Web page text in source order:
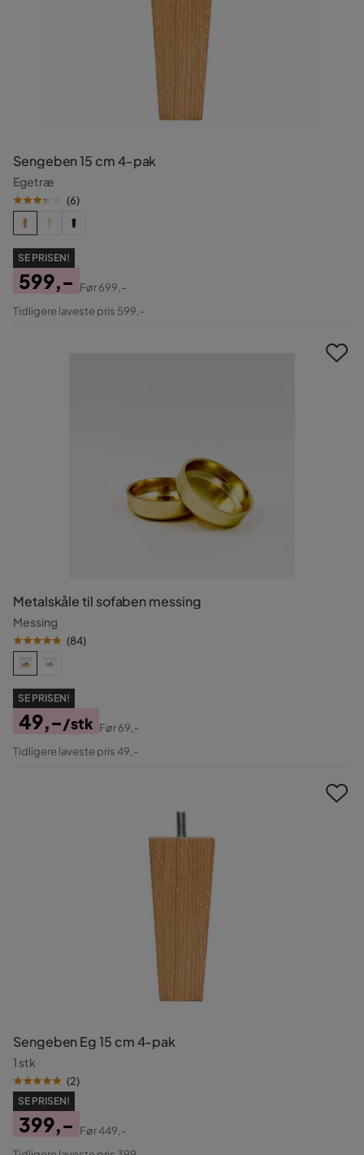
Sengeben 15 cm 4-pak
Egetræ
(6)
SE PRISEN!
Pris
599,-
Original
Før699,-
Tidligere laveste pris 599,-
Metalskåle til sofaben messing
Messing
(84)
SE PRISEN!
Pris
49,-/stk
Original
Før69,-
Tidligere laveste pris 49,-
Sengeben Eg 15 cm 4-pak
1 stk
(2)
SE PRISEN!
Pris
399,-
Original
Før449,-